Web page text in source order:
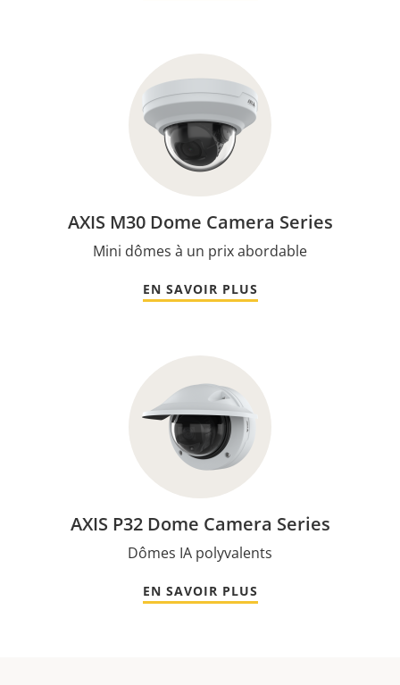
AXIS M30 Dome Camera Series
Mini dômes à un prix abordable
EN SAVOIR PLUS
AXIS P32 Dome Camera Series
Dômes IA polyvalents
EN SAVOIR PLUS